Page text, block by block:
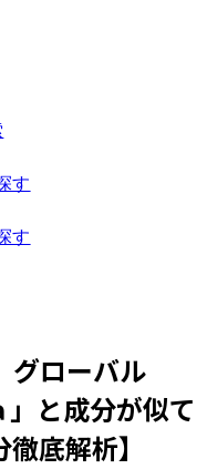
す
す
ローバル
」と成分が似て
底解析】